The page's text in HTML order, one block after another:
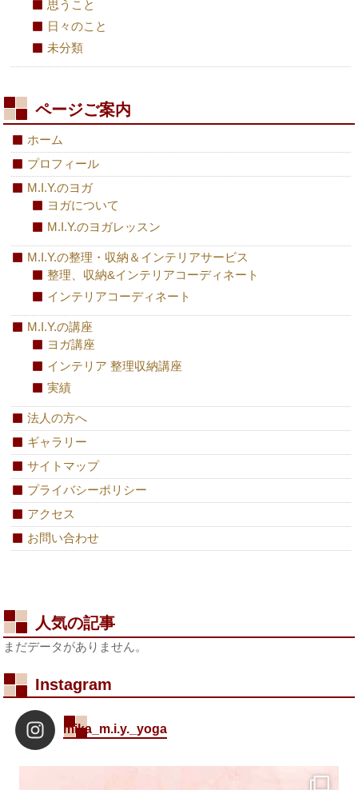
思うこと
日々のこと
未分類
ページご案内
ホーム
プロフィール
M.I.Y.のヨガ
ヨガについて
M.I.Y.のヨガレッスン
M.I.Y.の整理・収納＆インテリアサービス
整理、収納&インテリアコーディネート
インテリアコーディネート
M.I.Y.の講座
ヨガ講座
インテリア 整理収納講座
実績
法人の方へ
ギャラリー
サイトマップ
プライバシーポリシー
アクセス
お問い合わせ
人気の記事
まだデータがありません。
Instagram
mika_m.i.y._yoga